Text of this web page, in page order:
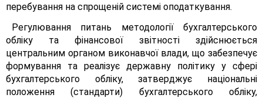
перебування на спрощеній системі оподаткування.
Регулювання питань методології бухгалтерського
обліку та фінансової звітності здійснюється
центральним органом виконавчої влади, що забезпечує
формування та реалізує державну політику у сфері
бухгалтерського обліку, затверджує національні
положення (стандарти) бухгалтерського обліку,